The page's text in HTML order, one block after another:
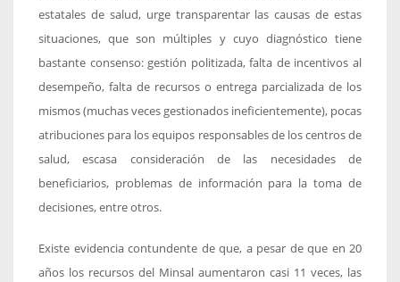
estatales de salud, urge transparentar las causas de estas
situaciones, que son múltiples y cuyo diagnóstico tiene
bastante consenso: gestión politizada, falta de incentivos al
desempeño, falta de recursos o entrega parcializada de los
mismos (muchas veces gestionados ineficientemente), pocas
atribuciones para los equipos responsables de los centros de
salud, escasa consideración de las necesidades de
beneficiarios, problemas de información para la toma de
decisiones, entre otros.
Existe evidencia contundente de que, a pesar de que en 20
años los recursos del Minsal aumentaron casi 11 veces, las